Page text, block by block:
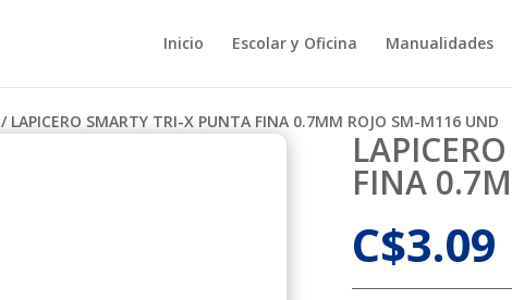
Inicio Escolar y Oficina Manualidades
/ LAPICERO SMARTY TRI-X PUNTA FINA 0.7MM ROJO SM-M116 UND
FINA
C$3.09